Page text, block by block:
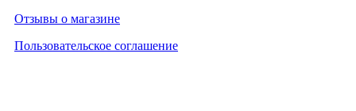
Отзывы о магазине
Пользовательское соглашение